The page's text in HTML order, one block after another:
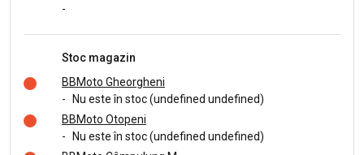
-
Stoc magazin
BBMoto Gheorgheni
-
Nu este în stoc (undefined undefined)
BBMoto Otopeni
-
Nu este în stoc (undefined undefined)